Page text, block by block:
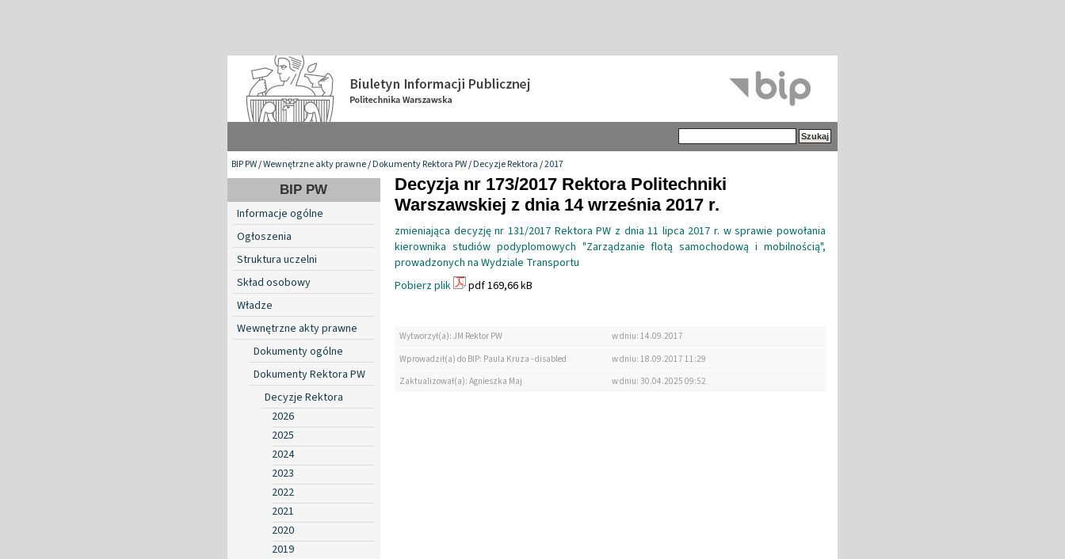
BIP PW/Wewnętrzne akty prawne/Dokumenty Rektora PW/Decyzje Rektora/2017
BIP PW
Informacje ogólne
Ogłoszenia
Struktura uczelni
Skład osobowy
Władze
Wewnętrzne akty prawne
Dokumenty ogólne
Dokumenty Rektora PW
Decyzje Rektora
2026
2025
2024
2023
2022
2021
2020
2019
Decyzja nr 173/2017 Rektora Politechniki
Warszawskiej z dnia 14 września 2017 r.
zmieniająca decyzję nr 131/2017 Rektora PW z dnia 11 lipca 2017 r. w sprawie powołania
kierownika studiów podyplomowych "Zarządzanie flotą samochodową i mobilnością",
prowadzonych na Wydziale Transportu
Pobierz plik
pdf 169,66 kB
Wytworzył(a): JM Rektor PW
w dniu: 14.09.2017
Wprowadził(a) do BIP: Paula Kruza - disabled
w dniu: 18.09.2017 11:29
Zaktualizował(a): Agnieszka Maj
w dniu: 30.04.2025 09:52